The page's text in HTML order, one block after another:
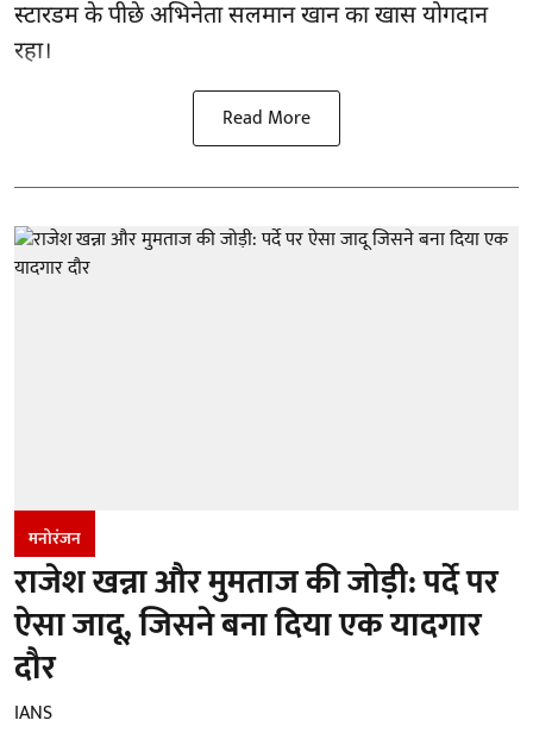
स्टारडम के पीछे अभिनेता सलमान खान का खास योगदान
रहा।
Read More
मनोरंजन
राजेश खन्ना और मुमताज की जोड़ी: पर्दे पर
ऐसा जादू, जिसने बना दिया एक यादगार
दौर
IANS